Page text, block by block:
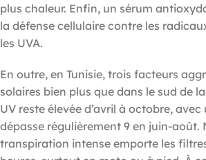
plus chaleur. Enfin, un sérum
la défense cellulaire contre les
les UVA.
En outre, en Tunisie, trois facteurs
solaires bien plus que dans le sud de
UV reste élevée d’avril à octobre,
dépasse régulièrement 9 en juin-août.
transpiration intense emporte les